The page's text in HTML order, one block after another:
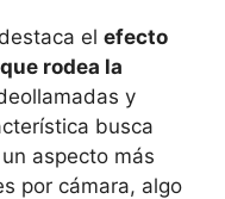
el efecto
rodea la
y
busca
aspecto más
por cámara, algo